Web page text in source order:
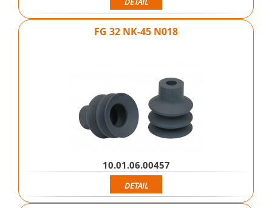
FG 32 NK-45 N018
10.01.06.00457
DETAIL